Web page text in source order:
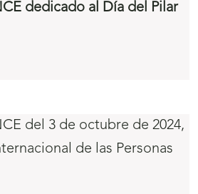
dedicado al Día del Pilar